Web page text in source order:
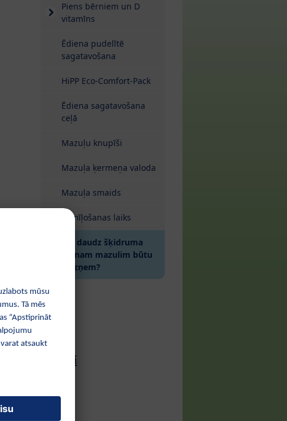
Piens bērniem un D
vitamīns
Ēdiena pudelītē
sagatavošana
HiPP Eco-Comfort-Pack
Ēdiena sagatavošana
ceļā
Mazuļu knupīši
Mazuļa ķermeņa valoda
Mazuļa smaids
Samīļošanas laiks
Cik daudz šķidruma
manam mazulim būtu
jāuzņem?
Mazuļu knupīši